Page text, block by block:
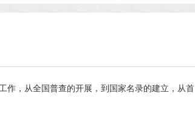
，从全国普查的开展，到国家名录的建立，从首